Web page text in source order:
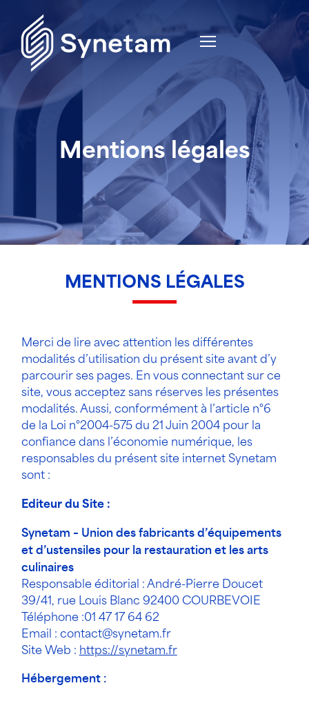
Mentions légales
MENTIONS LÉGALES
Merci de lire avec attention les différentes
modalités d’utilisation du présent site avant d’y
parcourir ses pages. En vous connectant sur ce
site, vous acceptez sans réserves les présentes
modalités. Aussi, conformément à l’article n°6
de la Loi n°2004-575 du 21 Juin 2004 pour la
confiance dans l’économie numérique, les
responsables du présent site internet Synetam
sont :
Editeur du Site :
Synetam – Union des fabricants d’équipements
et d’ustensiles pour la restauration et les arts
culinaires
Responsable éditorial : André-Pierre Doucet
39/41, rue Louis Blanc 92400 COURBEVOIE
Téléphone :01 47 17 64 62
Email : contact@synetam.fr
Site Web : https://synetam.fr
Hébergement :